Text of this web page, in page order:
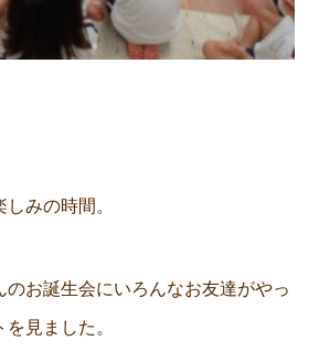
みの時間。
のお誕生会にいろんなお友達がやっ
見ました。